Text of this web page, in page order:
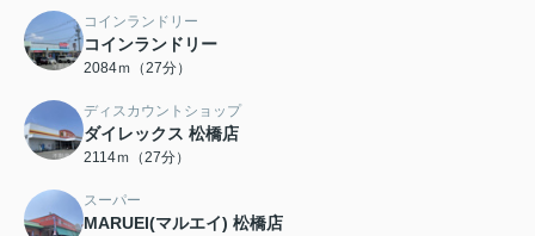
コインランドリー
コインランドリー
2084ｍ（27分）
ディスカウントショップ
ダイレックス 松橋店
2114ｍ（27分）
スーパー
MARUEI(マルエイ) 松橋店